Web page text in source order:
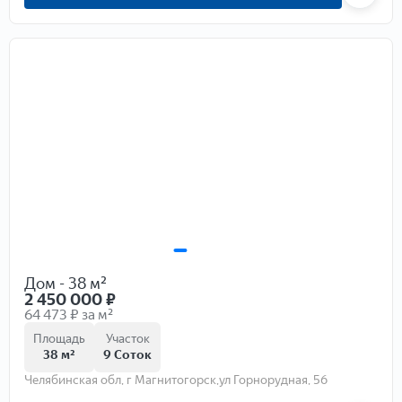
Дом - 38 м²
2 450 000₽
64 473 ₽ за м²
Площадь
38 м²
Участок
9 Соток
Челябинская обл, г Магнитогорск,ул Горнорудная, 56